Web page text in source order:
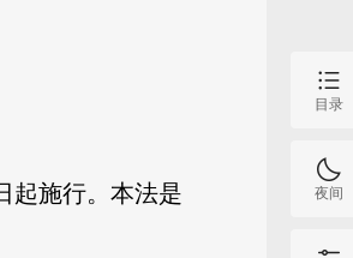
起施行。本法是
目录
夜间